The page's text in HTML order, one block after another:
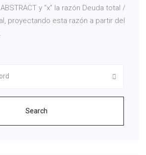
y “x” la razón Deuda total /
proyectando esta razón a partir del
Search